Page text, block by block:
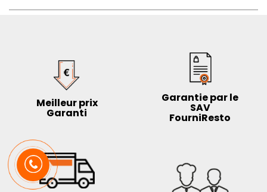
Meilleur prix
Garanti
Garantie par le
SAV
FourniResto